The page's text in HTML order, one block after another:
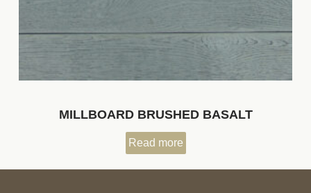
MILLBOARD BRUSHED BASALT
Read more